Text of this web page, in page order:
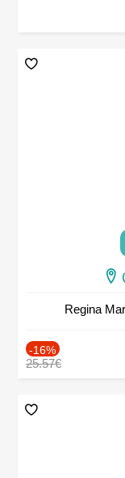
Regina
-16%
25.57€